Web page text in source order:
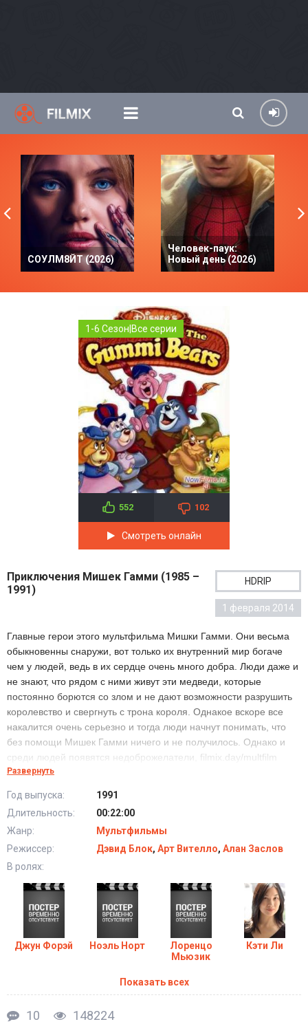
СОУЛМ8ЙТ (2026)
Человек-паук:
Новый день (2026)
1-6 Сезон|Все серии
552 102
Смотреть онлайн
Приключения Мишек Гамми (1985 –
1991)
HDRIP
1 февраля 2014
Главные герои этого мультфильма Мишки Гамми. Они весьма
обыкновенны снаружи, вот только их внутренний мир богаче
чем у людей, ведь в их сердце очень много добра. Люди даже и
не знают, что рядом с ними живут эти медведи, которые
постоянно борются со злом и не дают возможности разрушить
королевство и свергнуть с трона короля. Однакое вскоре все
накалится очень серьезно и тогда люди начнут понимать, что
без помощи Мишек Гамми ничего и не получилось. Однако и
среди людей появятся недоброжелатели, filmix.day/multfilm
которые захотят остановить Мишек Гамми и позволить злым
людей есть и добрые, которые захотят Мишам Гамми и
попытаться вместе преодолеть трудности, которые подкидывает
злой граф Игторн. Кроме того, чтобы вести постоянные войны с
нечистой силой, они постоянно попадают в очень интересные и
весьма смешные приключения, которые понравятся как и
вас в удивительный мир добра и очередной раз докажут
абсолютно всем, что добро всегда побеждает зло и нет даже в
этом сомнений, если всегда быть вместе и стоять друг за друга
горой.
Развернуть
Год выпуска:
1991
Длительность:
00:22:00
Жанр:
Мультфильмы
Режиссер:
Дэвид Блок, Арт Вителло, Алан Заслов
В ролях:
Джун Форэй Ноэль Норт
Лоренцо
Мьюзик
Кэти Ли
Показать всех
10 148224